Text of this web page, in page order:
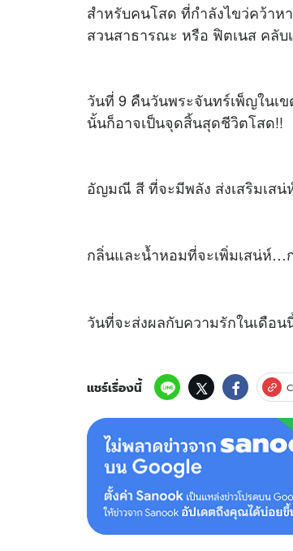
สำหรับคนโสด ที่กำลังไขว่คว้าห
สวนสาธารณะ หรือ ฟิตเนส คลับ
วันที่ 9 คืนวันพระจันทร์เพ็ญในเ
นั้นก็อาจเป็นจุดสิ้นสุดชีวิตโสด!!
อัญมณี สี ที่จะมีพลัง ส่งเสริมเส
กลิ่นและน้ำหอมที่จะเพิ่มเสน่ห์…
วันที่จะส่งผลกับความรักในเดือน
แชร์เรื่องนี้